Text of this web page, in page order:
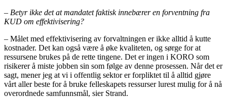
– Betyr ikke det at mandatet faktisk innebærer en forventning fra
KUD om effektivisering?
– Målet med effektivisering av forvaltningen er ikke alltid å kutte
kostnader. Det kan også være å øke kvaliteten, og sørge for at
ressursene brukes på de rette tingene. Det er ingen i KORO som
risikerer å miste jobben sin som følge av denne prosessen. Når det er
sagt, mener jeg at vi i offentlig sektor er forpliktet til å alltid gjøre
vårt aller beste for å bruke felleskapets ressurser lurest mulig for å nå
overordnede samfunnsmål, sier Strand.